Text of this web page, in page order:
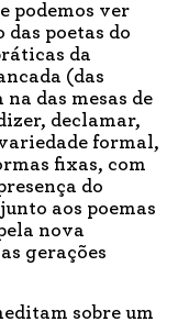
podemos ver
poetas do
da
(das
das mesas de
declamar,
formal,
fixas, com
do
aos poemas
nova
gerações
sobre um